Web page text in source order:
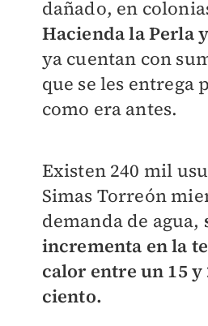
dañado, en
Hacienda la Perla
ya cuentan con
que se les entrega
como era antes.
Existen 240 mil
Simas Torreón
demanda de agua,
incrementa en la
calor entre un 15 y
ciento.